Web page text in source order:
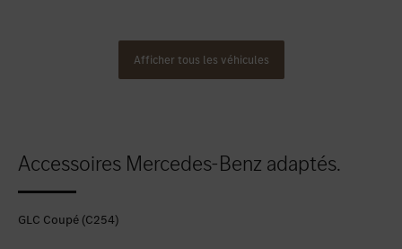
Afficher tous les véhicules
Accessoires Mercedes-Benz adaptés.
GLC Coupé (C254)